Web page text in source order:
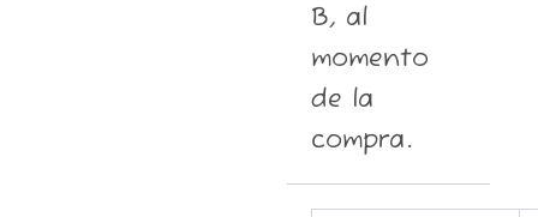
B, al
momento
de la
compra.